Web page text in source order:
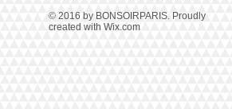
© 2016 by BONSOIRPARIS. Proudly
created with Wix.com